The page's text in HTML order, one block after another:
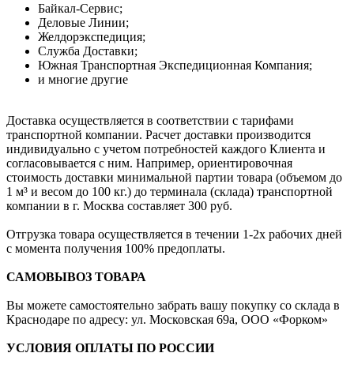
Байкал-Сервис;
Деловые Линии;
Желдорэкспедиция;
Служба Доставки;
Южная Транспортная Экспедиционная Компания;
и многие другие
Доставка осуществляется в соответствии с тарифами
транспортной компании. Расчет доставки производится
индивидуально с учетом потребностей каждого Клиента и
согласовывается с ним. Например, ориентировочная
стоимость доставки минимальной партии товара (объемом до
1 м³ и весом до 100 кг.) до терминала (склада) транспортной
компании в г. Москва составляет 300 руб.
Отгрузка товара осуществляется в течении 1-2х рабочих дней
с момента получения 100% предоплаты.
САМОВЫВОЗ ТОВАРА
Вы можете самостоятельно забрать вашу покупку со склада в
Краснодаре по адресу: ул. Московская 69а, ООО «Форком»
УСЛОВИЯ ОПЛАТЫ ПО РОССИИ